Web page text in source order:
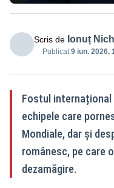
Scris de Ionuț
Publicat:9 iun. 2026,
Fostul internațional
echipele care
Mondiale, dar și
românesc, pe care
dezamăgire.